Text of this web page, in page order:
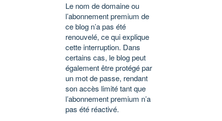
Le nom de domaine ou
l’abonnement premium de
ce blog n’a pas été
renouvelé, ce qui explique
cette interruption. Dans
certains cas, le blog peut
également être protégé par
un mot de passe, rendant
son accès limité tant que
l’abonnement premium n’a
pas été réactivé.